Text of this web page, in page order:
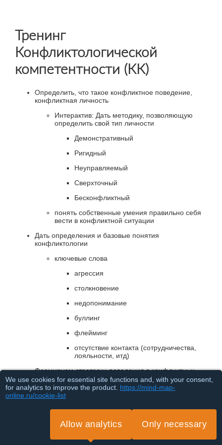
Тренинг
Конфликтологической
компетентности (КК)
Определить, что такое конфликтное поведение,
конфликтная личность
Интерактив: Дать методику, позволяющую
определить свой тип личности
Демонстративный
Ригидный
Неуправляемый
Сверхточный
Бесконфликтный
понять собственные умения правильно себя
вести в конфликтной ситуации
Дать определения и базовые понятия
конфликтологии
ключевые слова
агрессия
столкновение
недопонимание
буллинг
флейминг
отсутствие контакта (сотрудничества,
лояльности, итд)
Формируем стратегии поведения в конфликтных
ситуациях
Интерактив: Дать методики, позволяющие
определить свой тип поведения
Избегание
We use cookies for essential site functions and, with your consent,
for analytics to improve the product. https://mind-map-
online.ru/cookie-list
Allow analytics Only necessary